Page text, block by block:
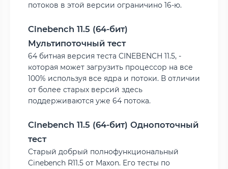
потоков в этой версии ограничино 16-ю.
Cinebench 11.5 (64-бит)
Мультипоточный тест
64 битная версия теста CINEBENCH 11.5, -
которая может загрузить процессор на все
100% используя все ядра и потоки. В отличии
от более старых версий здесь
поддерживаются уже 64 потока.
Cinebench 11.5 (64-бит) Однопоточный
тест
Старый добрый полнофункциональный
Cinebench R11.5 от Maxon. Его тесты по